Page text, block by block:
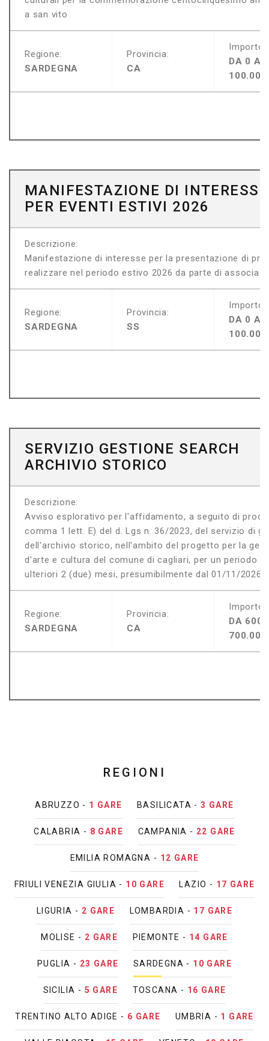
a san vito
Regione:
SARDEGNA
Provincia:
CA
Importo:
DA 0 A
100.000
MANIFESTAZIONE DI INTERESSE
PER EVENTI ESTIVI 2026
Descrizione:
Manifestazione di interesse per la presentazione di
realizzare nel periodo estivo 2026 da parte di
Regione:
SARDEGNA
Provincia:
SS
Importo:
DA 0 A
100.000
SERVIZIO GESTIONE SEARCH
ARCHIVIO STORICO
Descrizione:
Avviso esplorativo per l'affidamento, a seguito di
comma 1 lett. E) del d. Lgs n. 36/2023, del servizio di
dell'archivio storico, nell'ambito del progetto per la
d'arte e cultura del comune di cagliari, per un periodo
ulteriori 2 (due) mesi, presumibilmente dal 01/11/2026.
Regione:
SARDEGNA
Provincia:
CA
Importo:
DA
700.000
REGIONI
ABRUZZO - 1 GARE BASILICATA -3 GARE
CALABRIA - 8 GARE CAMPANIA - 22 GARE
EMILIA ROMAGNA - 12 GARE
FRIULI VENEZIA GIULIA - 10 GARE LAZIO - 17 GARE
LIGURIA - 2 GARE LOMBARDIA - 17 GARE
MOLISE - 2 GARE PIEMONTE - 14 GARE
PUGLIA - 23 GARE SARDEGNA - 10 GARE
SICILIA - 5 GARE TOSCANA - 16 GARE
TRENTINO ALTO ADIGE - 6 GARE UMBRIA - 1 GARE